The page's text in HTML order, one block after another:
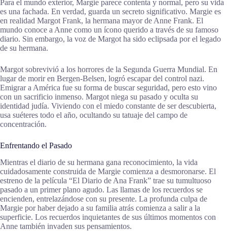
Para el mundo exterior, Margie parece contenta y normal, pero su vida
es una fachada. En verdad, guarda un secreto significativo. Margie es
en realidad Margot Frank, la hermana mayor de Anne Frank. El
mundo conoce a Anne como un ícono querido a través de su famoso
diario. Sin embargo, la voz de Margot ha sido eclipsada por el legado
de su hermana.
Margot sobrevivió a los horrores de la Segunda Guerra Mundial. En
lugar de morir en Bergen-Belsen, logró escapar del control nazi.
Emigrar a América fue su forma de buscar seguridad, pero esto vino
con un sacrificio inmenso. Margot niega su pasado y oculta su
identidad judía. Viviendo con el miedo constante de ser descubierta,
usa suéteres todo el año, ocultando su tatuaje del campo de
concentración.
Enfrentando el Pasado
Mientras el diario de su hermana gana reconocimiento, la vida
cuidadosamente construida de Margie comienza a desmoronarse. El
estreno de la película “El Diario de Ana Frank” trae su tumultuoso
pasado a un primer plano agudo. Las llamas de los recuerdos se
encienden, entrelazándose con su presente. La profunda culpa de
Margie por haber dejado a su familia atrás comienza a salir a la
superficie. Los recuerdos inquietantes de sus últimos momentos con
Anne también invaden sus pensamientos.